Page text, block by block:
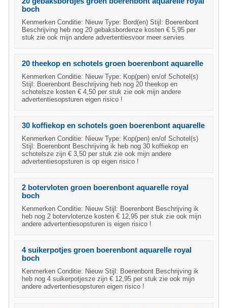
boch
Kenmerken Conditie: Nieuw Type: Bord(en) Stijl: Boerenbont
Beschrijving heb nog 20 gebaksbordenze kosten € 5,95 per
stuk zie ook mijn andere advertentiesvoor meer servies
20 theekop en schotels groen boerenbont aquarelle
Kenmerken Conditie: Nieuw Type: Kop(pen) en/of Schotel(s)
Stijl: Boerenbont Beschrijving heb nog 20 theekop en
schotelsze kosten € 4,50 per stuk zie ook mijn andere
advertentiesopsturen eigen risico !
30 koffiekop en schotels goen boerenbont aquarelle
Kenmerken Conditie: Nieuw Type: Kop(pen) en/of Schotel(s)
Stijl: Boerenbont Beschrijving ik heb nog 30 koffiekop en
schotelsze zijn € 3,50 per stuk zie ook mijn andere
advertentiesopsturen is op eigen risico !
2 botervloten groen boerenbont aquarelle royal
boch
Kenmerken Conditie: Nieuw Stijl: Boerenbont Beschrijving ik
heb nog 2 botervlotenze kosten € 12,95 per stuk zie ook mijn
andere advertentiesopsturen is eigen risico !
4 suikerpotjes groen boerenbont aquarelle royal
boch
Kenmerken Conditie: Nieuw Stijl: Boerenbont Beschrijving ik
heb nog 4 suikerpotjesze zijn € 12,95 per stuk zie ook mijn
andere advertentiesopsturen eigen risico !